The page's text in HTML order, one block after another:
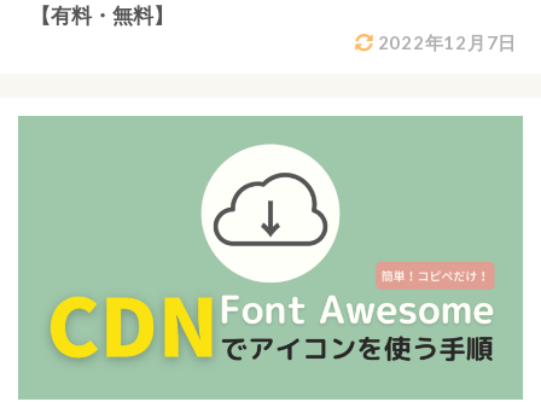
2022年12月7日
【有料・無料】